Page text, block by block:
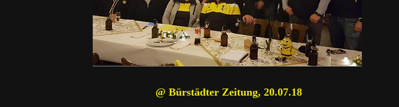
@ Bürstädter Zeitung, 20.07.18